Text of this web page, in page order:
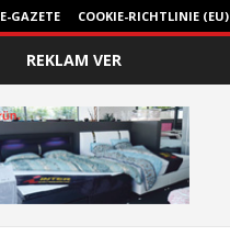
E-GAZETE COOKIE-RICHTLINIE (EU)
REKLAM VER